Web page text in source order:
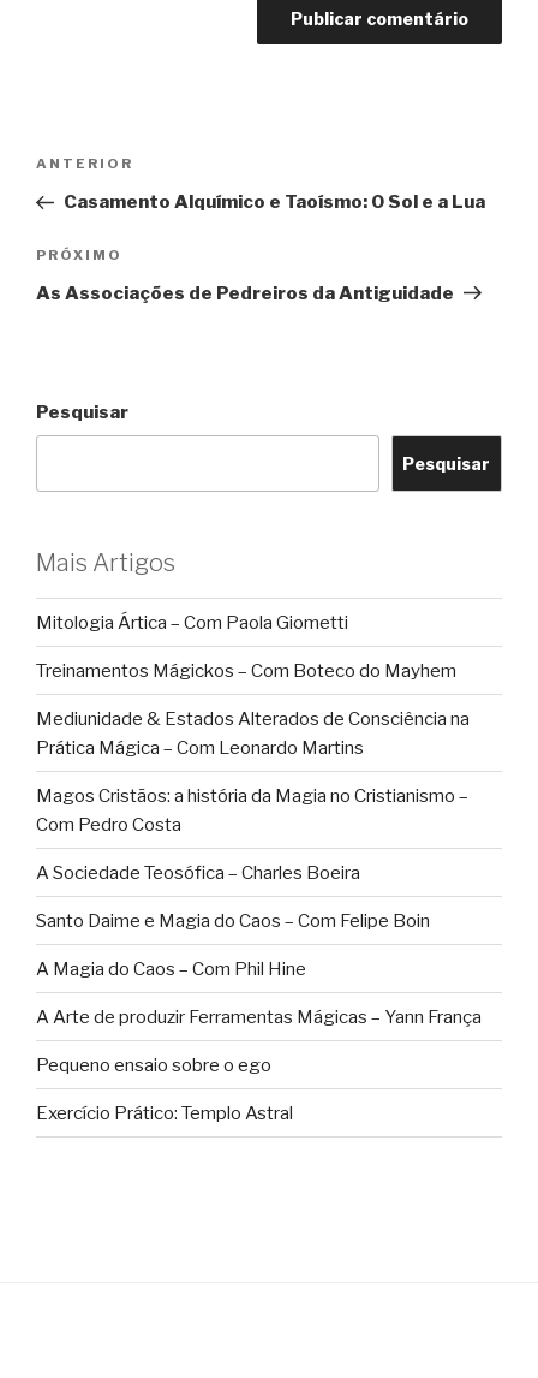
Post
Post
anterior
ANTERIOR
Casamento Alquímico e Taoísmo: O Sol e a Lua
Próximo
post
PRÓXIMO
As Associações de Pedreiros da Antiguidade
Pesquisar
Pesquisar
Mais Artigos
Mitologia Ártica – Com Paola Giometti
Treinamentos Mágickos – Com Boteco do Mayhem
Mediunidade & Estados Alterados de Consciência na
Prática Mágica – Com Leonardo Martins
Magos Cristãos: a história da Magia no Cristianismo –
Com Pedro Costa
A Sociedade Teosófica – Charles Boeira
Santo Daime e Magia do Caos – Com Felipe Boin
A Magia do Caos – Com Phil Hine
A Arte de produzir Ferramentas Mágicas – Yann França
Pequeno ensaio sobre o ego
Exercício Prático: Templo Astral